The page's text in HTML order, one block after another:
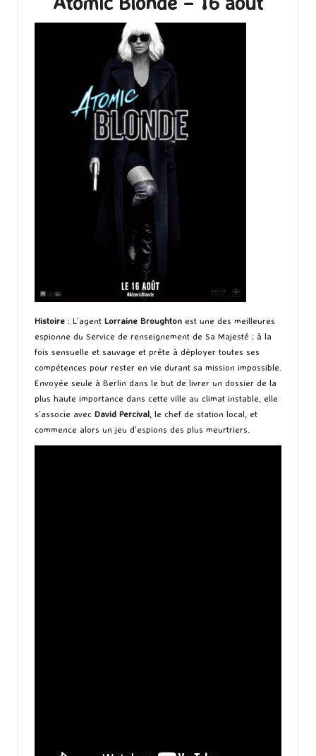
Histoire : L’agent Lorraine Broughton est une des meilleures
espionne du Service de renseignement de Sa Majesté ; à la
fois sensuelle et sauvage et prête à déployer toutes ses
compétences pour rester en vie durant sa mission impossible.
Envoyée seule à Berlin dans le but de livrer un dossier de la
plus haute importance dans cette ville au climat instable, elle
s’associe avec David Percival , le chef de station local, et
commence alors un jeu d’espions des plus meurtriers.